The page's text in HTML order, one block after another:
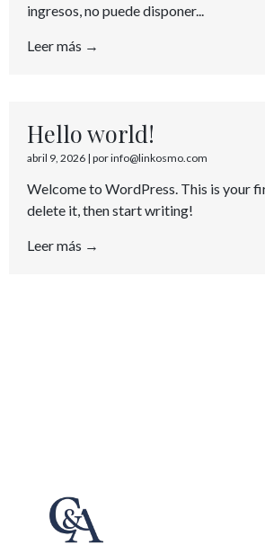
ingresos, no puede disponer...
Leer más →
Hello world!
abril 9, 2026 | por info@linkosmo.com
Welcome to WordPress. This is your
delete it, then start writing!
Leer más →